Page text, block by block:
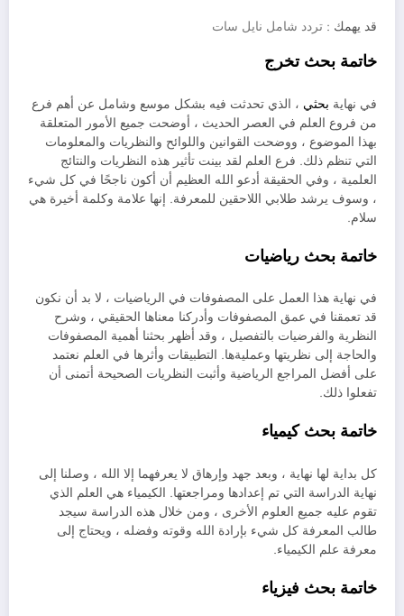
قد يهمك : تردد شامل نايل سات
خاتمة بحث تخرج
في نهاية بحثي ، الذي تحدثت فيه بشكل موسع وشامل عن أهم فرع
من فروع العلم في العصر الحديث ، أوضحت جميع الأمور المتعلقة
بهذا الموضوع ، ووضحت القوانين واللوائح والنظريات والمعلومات
التي تنظم ذلك. فرع العلم لقد بينت تأثير هذه النظريات والنتائج
العلمية ، وفي الحقيقة أدعو الله العظيم أن أكون ناجحًا في كل شيء
، وسوف يرشد طلابي اللاحقين للمعرفة. إنها علامة وكلمة أخيرة هي
سلام.
خاتمة بحث رياضيات
في نهاية هذا العمل على المصفوفات في الرياضيات ، لا بد أن نكون
قد تعمقنا في عمق المصفوفات وأدركنا معناها الحقيقي ، وشرح
النظرية والفرضيات بالتفصيل ، وقد أظهر بحثنا أهمية المصفوفات
والحاجة إلى نظريتها وعمليةها. التطبيقات وأثرها في العلم نعتمد
على أفضل المراجع الرياضية وأثبت النظريات الصحيحة أتمنى أن
تفعلوا ذلك.
خاتمة بحث كيمياء
كل بداية لها نهاية ، وبعد جهد وإرهاق لا يعرفهما إلا الله ، وصلنا إلى
نهاية الدراسة التي تم إعدادها ومراجعتها. الكيمياء هي العلم الذي
تقوم عليه جميع العلوم الأخرى ، ومن خلال هذه الدراسة سيجد
طالب المعرفة كل شيء بإرادة الله وقوته وفضله ، ويحتاج إلى
معرفة علم الكيمياء.
خاتمة بحث فيزياء